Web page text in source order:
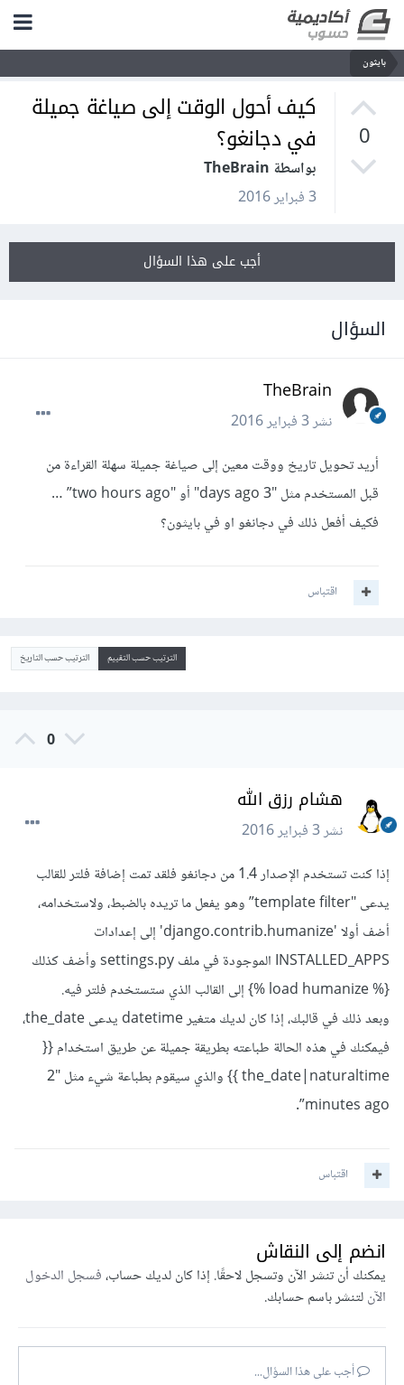
بايثون
0
كيف أحول الوقت إلى صياغة جميلة
في دجانغو؟
بواسطة TheBrain
3 فبراير 2016
أجب على هذا السؤال
السؤال
TheBrain
نشر3 فبراير 2016
أريد تحويل تاريخ ووقت معين إلى صياغة جميلة سهلة القراءة من
قبل المستخدم مثل "3 days ago" أو "two hours ago” …
فكيف أفعل ذلك في دجانغو او في بايثون؟
اقتباس
الترتيب حسب التقييم الترتيب حسب التاريخ
0
هشام رزق الله
نشر3 فبراير 2016
إذا كنت تستخدم الإصدار 1.4 من دجانغو فلقد تمت إضافة فلتر للقالب
يدعى "template filter” وهو يفعل ما تريده بالضبط، ولاستخدامه،
أضف أولا 'django.contrib.humanize' إلى إعدادات
INSTALLED_APPS الموجودة في ملف settings.py وأضف كذلك
{% load humanize %} إلى القالب الذي ستستخدم فلتر فيه.
وبعد ذلك في قالبك، إذا كان لديك متغير datetime يدعى the_date،
فيمكنك في هذه الحالة طباعته بطريقة جميلة عن طريق استخدام {{
the_date|naturaltime }} والذي سيقوم بطباعة شيء مثل "2
minutes ago”.
اقتباس
انضم إلى النقاش
يمكنك أن تنشر الآن وتسجل لاحقًا. إذا كان لديك حساب،فسجل الدخول
الآنلتنشر باسم حسابك.
أجب على هذا السؤال...